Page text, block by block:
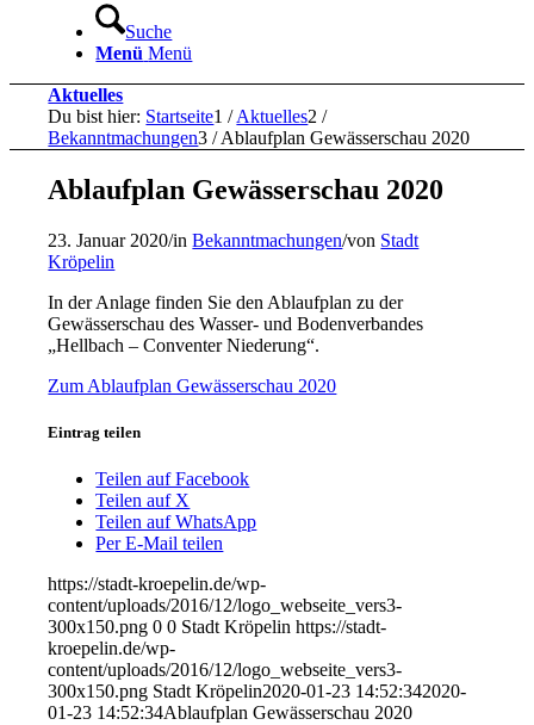
Suche
Menü Menü
Aktuelles
Du bist hier: Startseite1 / Aktuelles2 /
Bekanntmachungen3 / Ablaufplan Gewässerschau 2020
Ablaufplan Gewässerschau 2020
23. Januar 2020/inBekanntmachungen/von Stadt
Kröpelin
In der Anlage finden Sie den Ablaufplan zu der
Gewässerschau des Wasser- und Bodenverbandes
„Hellbach – Conventer Niederung“.
Zum Ablaufplan Gewässerschau 2020
Eintrag teilen
Teilen auf Facebook
Teilen auf X
Teilen auf WhatsApp
Per E-Mail teilen
https://stadt-kroepelin.de/wp-
content/uploads/2016/12/logo_webseite_vers3-
300x150.png 0 0 Stadt Kröpelin https://stadt-
kroepelin.de/wp-
content/uploads/2016/12/logo_webseite_vers3-
300x150.png Stadt Kröpelin2020-01-23 14:52:342020-
01-23 14:52:34Ablaufplan Gewässerschau 2020